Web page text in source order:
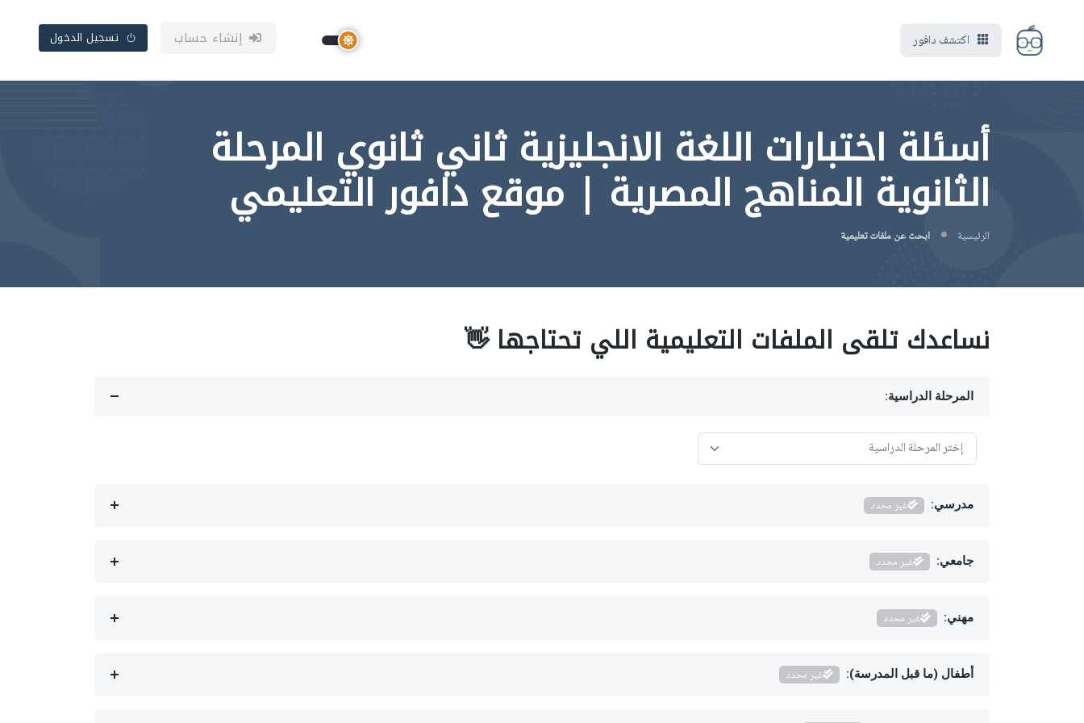
اكتشف دافور إنشاء حساب تسجيل الدخول
أسئلة اختبارات اللغة الانجليزية ثاني ثانوي المرحلة
الثانوية المناهج المصرية | موقع دافور التعليمي
الرئيسية ابحث عن ملفات تعليمية
نساعدك تلقى الملفات التعليمية اللي تحتاجها 👋
المرحلة الدراسية:
مدرسي: غير محدد
جامعي: غير محدد
مهني: غير محدد
أطفال (ما قبل المدرسة): غير محدد